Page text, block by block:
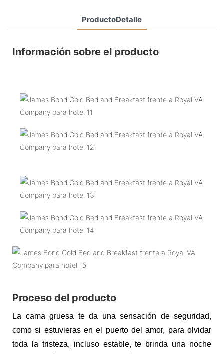
ProductoDetalle
Información sobre el producto
Proceso del producto
La cama gruesa te da una sensación de seguridad,
como si estuvieras en el puerto del amor, para olvidar
toda la tristeza, incluso estable, te brinda una noche